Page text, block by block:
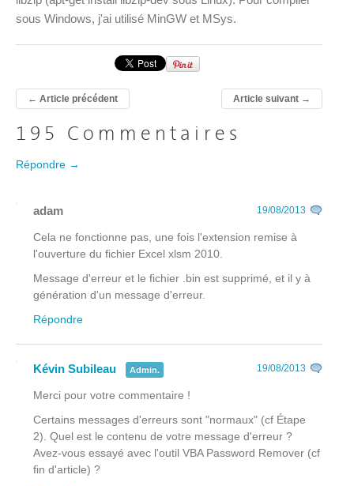
sous Windows, j'ai utilisé MinGW et MSys.
← Article précédent Article suivant→
195 Commentaires
Répondre →
adam 19/08/2013
Cela ne fonctionne pas, une fois l'extension remise à
l'ouverture du fichier Excel xlsm 2010.
Message d'erreur et le fichier .bin est supprimé, et il y à
génération d'un message d'erreur.
Répondre
Kévin Subileau Admin. 19/08/2013
Merci pour votre commentaire !
Certains messages d'erreurs sont "normaux" (cf Étape
2). Quel est le contenu de votre message d'erreur ?
Avez-vous essayé avec l'outil VBA Password Remover (cf
fin d'article) ?